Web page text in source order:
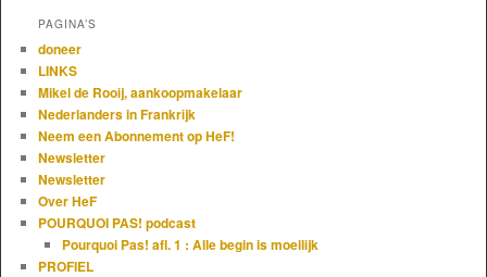
PAGINA’S
doneer
LINKS
Mikel de Rooij, aankoopmakelaar
Nederlanders in Frankrijk
Neem een Abonnement op HeF!
Newsletter
Newsletter
Over HeF
POURQUOI PAS! podcast
Pourquoi Pas! afl. 1 : Alle begin is moeilijk
PROFIEL